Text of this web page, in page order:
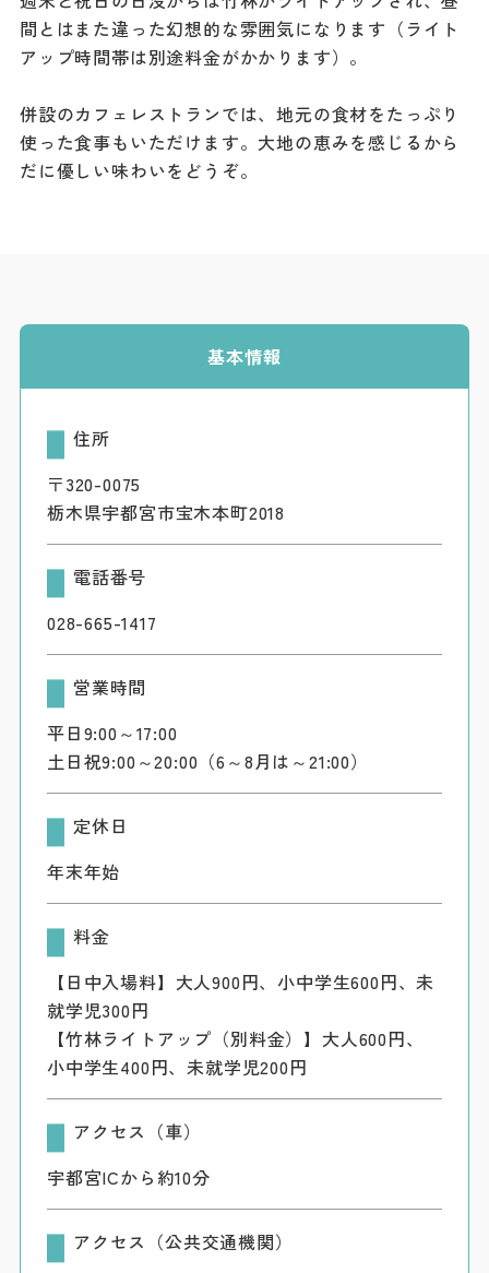
間とはまた違った幻想的な雰囲気になります（ライト
アップ時間帯は別途料金がかかります）。
併設のカフェレストランでは、地元の食材をたっぷり
使った食事もいただけます。大地の恵みを感じるから
だに優しい味わいをどうぞ。
基本情報
住所
〒320-0075
栃木県宇都宮市宝木本町2018
電話番号
028-665-1417
営業時間
平日9:00～17:00
土日祝9:00～20:00（6～8月は～21:00）
定休日
年末年始
料金
【日中入場料】大人900円、小中学生600円、未
就学児300円
【竹林ライトアップ（別料金）】大人600円、
小中学生400円、未就学児200円
アクセス（車）
宇都宮ICから約10分
アクセス（公共交通機関）